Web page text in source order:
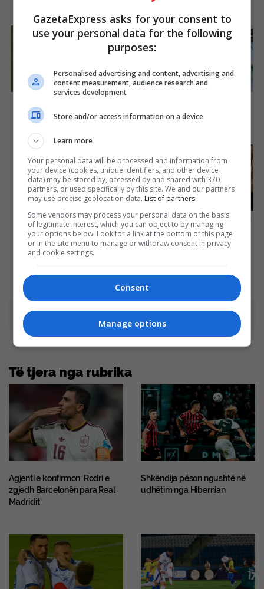
Think You Know FIFA 2026?
These Facts May Surprise
You
The Insane True Stories
Behind Cameron's Biggest
Films
Brainberries
Tarantino’s Latest Effort Will
Probably Be His Best To
Date
Advertisement
Të tjera nga rubrika
Agjenti e konfirmon: Rodri e
zgjedh Barcelonën para Real
Madridit
Shkëndija pëson ngushtë në
udhëtim nga Hibernian
GazetaExpress asks for your consent to
use your personal data for the following
purposes:
Personalised advertising and content, advertising and
content measurement, audience research and
services development
Store and/or access information on a device
Learn more
Your personal data will be processed and information from
your device (cookies, unique identifiers, and other device
data) may be stored by, accessed by and shared with 370
partners, or used specifically by this site. We and our partners
may use precise geolocation data. List of partners.
Some vendors may process your personal data on the basis
of legitimate interest, which you can object to by managing
your options below. Look for a link at the bottom of this page
or in the site menu to manage or withdraw consent in privacy
and cookie settings.
Consent
Manage options